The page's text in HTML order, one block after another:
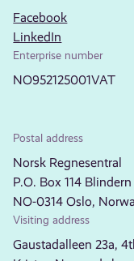
Facebook
LinkedIn
Enterprise number
NO952125001VAT
Postal address
Norsk Regnesentral
P.O. Box 114 Blindern
NO-0314 Oslo,
Visiting address
Gaustadalleen 23a,